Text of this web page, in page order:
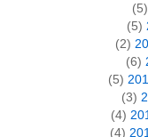
(5)
(5)
(2)
(6)
(5)
(3)
(4)
(4)